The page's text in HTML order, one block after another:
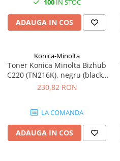
Hard disk-uri externe
Placi captura
Adaptoare PCI / PCIe
Accesorii retelistica
100 IN STOC
ADAUGA IN COS
Konica-Minolta
Toner Konica Minolta Bizhub
C220 (TN216K), negru (black),
original, 29.000 pagini
230,82 RON
LA COMANDA
ADAUGA IN COS